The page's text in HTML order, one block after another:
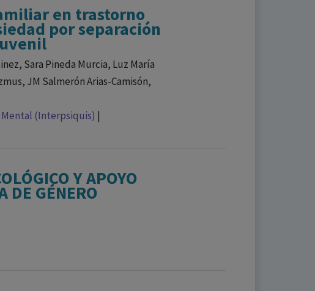
en trastorno
por separación
Sara Pineda Murcia, Luz María
JM Salmerón Arias-Camisón,
(Interpsiquis) |
Y APOYO
DE GÉNERO